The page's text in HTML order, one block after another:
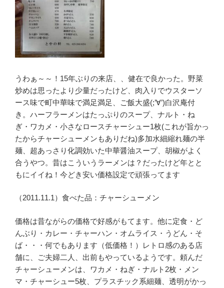
うわぁ～～！15年ぶりの来店、、健在で良かった。野菜
炒めは思ったより少量だったけど、肉入りでウスターソ
ース味で町中華味で満足満足、ご飯大盛(;’∀’)白沢庵付
き。ハーフラーメンはたっぷりのスープ、ナルト・ね
ぎ・ワカメ・小さなロースチャーシュー1枚(これが旨かっ
たからチャーシューメンもありだね)多加水細縮れ麺の半
麺、超あっさり化調効いた中華醤油スープ、胡椒がよく
合うやつ。昔はこういうラーメンは？だったけど年とと
もにイイね！今どき安い価格設定で頑張ってます
（2011.11.1）食べた品：チャーシューメン
価格は昔ながらの価格で好感がもてます。他に定食・ど
んぶり・カレー・チャーハン・オムライス・うどん・そ
ば・・・何でもあります（低価格！）レトロ感のある店
舗に、ご夫婦二人、出前もやっているようです。頼んだ
チャーシューメンは、ワカメ・ねぎ・ナルト2枚・メン
マ・チャーシュー5枚、プラスチック系細麺、透明がかっ